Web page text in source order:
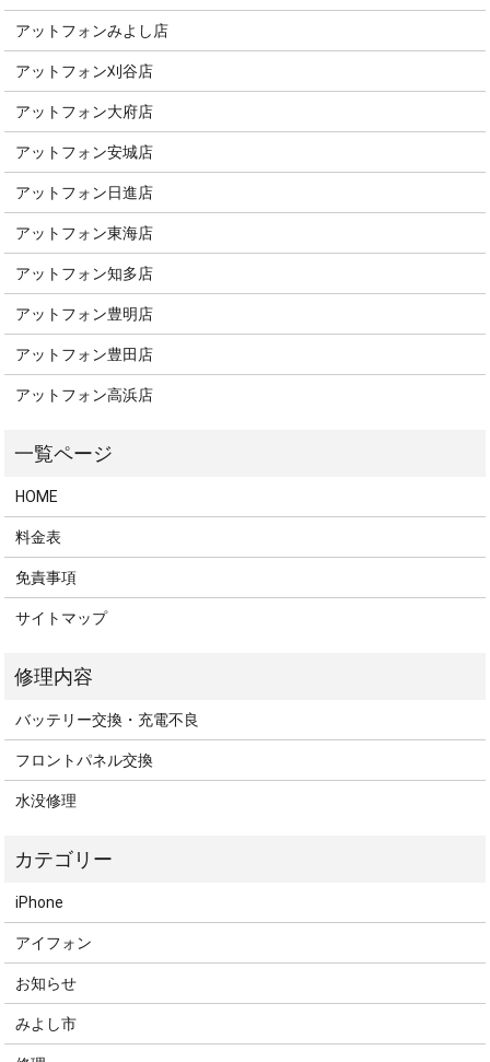
アットフォンみよし店
アットフォン刈谷店
アットフォン大府店
アットフォン安城店
アットフォン日進店
アットフォン東海店
アットフォン知多店
アットフォン豊明店
アットフォン豊田店
アットフォン高浜店
HOME
料金表
免責事項
サイトマップ
バッテリー交換・充電不良
フロントパネル交換
水没修理
iPhone
アイフォン
お知らせ
みよし市